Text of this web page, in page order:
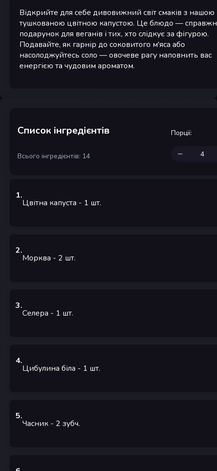
Відкрийте для себе дивовижний світ смаків з нашою
тушкованою цвітною капустою. Це блюдо —
подарунок для веганів і тих, хто слідкує за фігурою.
Подавайте, як гарнір до соковитого м'яса або
насолоджуйтесь соло — овочеве рагу наповнить вас
енергією та чудовим ароматом.
Список інгредієнтів
Всього інгредієнтів: 14
Порції:
1.
Цвітна капуста - 1 шт.
2.
Морква - 2 шт.
3.
Селера - 1 шт.
4.
Цибулина біла - 1 шт.
5.
Часник - 2 зубч.